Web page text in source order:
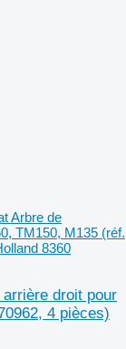
Arbre de
TM150, M135 (réf.
8360
droit pour
4 pièces)